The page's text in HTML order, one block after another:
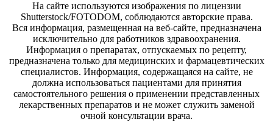
На сайте используются изображения по лицензии
Shutterstock/FOTODOM, соблюдаются авторские права.
Вся информация, размещенная на веб-сайте, предназначена
исключительно для работников здравоохранения.
Информация о препаратах, отпускаемых по рецепту,
предназначена только для медицинских и фармацевтических
специалистов. Информация, содержащаяся на сайте, не
должна использоваться пациентами для принятия
самостоятельного решения о применении представленных
лекарственных препаратов и не может служить заменой
очной консультации врача.